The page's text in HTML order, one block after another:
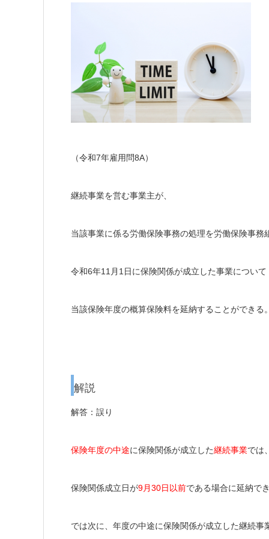
（令和7年雇用問8A）
継続事業を営む事業主が、
当該事業に係る労働保険事務の処理を労働保険事務
令和6年11月1日に保険関係が成立した事業について
当該保険年度の概算保険料を延納することができる。
解説
解答：誤り
保険年度の中途に保険関係が成立した継続事業では、
保険関係成立日が9月30日以前である場合に延納で
では次に、年度の中途に保険関係が成立した継続事